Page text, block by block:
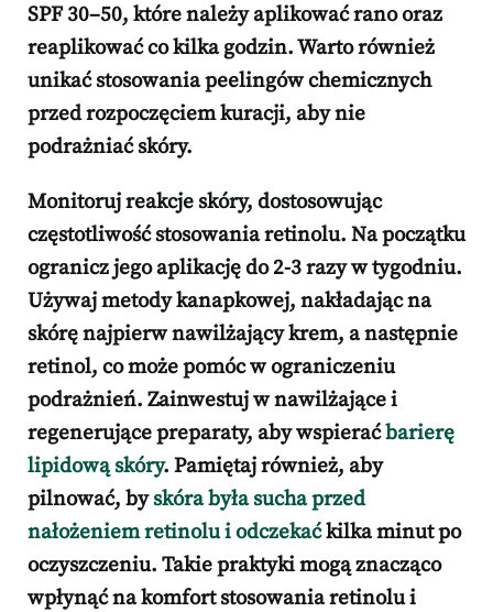
SPF 30–50, które należy aplikować rano oraz
reaplikować co kilka godzin. Warto również
unikać stosowania peelingów chemicznych
przed rozpoczęciem kuracji, aby nie
podrażniać skóry.
Monitoruj reakcje skóry, dostosowując
częstotliwość stosowania retinolu. Na początku
ogranicz jego aplikację do 2-3 razy w tygodniu.
Używaj metody kanapkowej, nakładając na
skórę najpierw nawilżający krem, a następnie
retinol, co może pomóc w ograniczeniu
podrażnień. Zainwestuj w nawilżające i
regenerujące preparaty, aby wspieraćbarierę
lipidową skóry. Pamiętaj również, aby
pilnować, byskóra była sucha przed
nałożeniem retinolu i odczekaćkilka minut po
oczyszczeniu. Takie praktyki mogą znacząco
wpłynąć na komfort stosowania retinolu i